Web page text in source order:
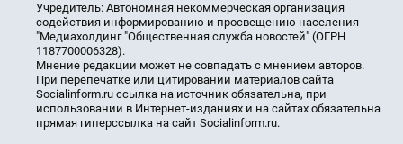
Учредитель: Автономная некоммерческая организация
содействия информированию и просвещению населения
"Медиахолдинг "Общественная служба новостей" (ОГРН
1187700006328).
Мнение редакции может не совпадать с мнением авторов.
При перепечатке или цитировании материалов сайта
Socialinform.ru ссылка на источник обязательна, при
использовании в Интернет-изданиях и на сайтах обязательна
прямая гиперссылка на сайт Socialinform.ru.